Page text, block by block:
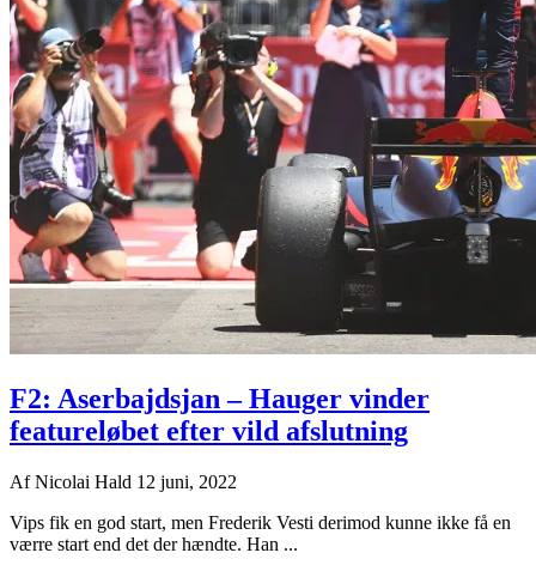
F2: Aserbajdsjan – Hauger vinder
featureløbet efter vild afslutning
AfNicolai Hald 12 juni, 2022
Vips fik en god start, men Frederik Vesti derimod kunne ikke få en
værre start end det der hændte. Han ...